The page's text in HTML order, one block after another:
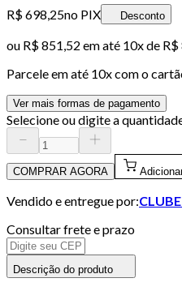
R$ 698,25no PIX Desconto
ou R$ 851,52 em até 10x de R$
Parcele em até 10x com o
Ver mais formas de pagamento
Selecione ou digite a
COMPRAR AGORA
Vendido e entregue por:
Consultar frete e prazo
Descrição do produto